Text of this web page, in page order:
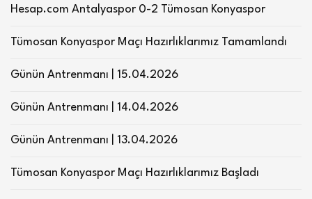
Hesap.com Antalyaspor 0-2 Tümosan Konyaspor
Tümosan Konyaspor Maçı Hazırlıklarımız Tamamlandı
Günün Antrenmanı | 15.04.2026
Günün Antrenmanı | 14.04.2026
Günün Antrenmanı | 13.04.2026
Tümosan Konyaspor Maçı Hazırlıklarımız Başladı